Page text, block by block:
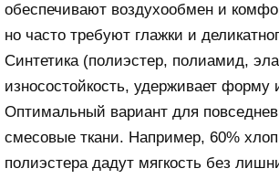
обеспечивают воздухообмен и
но часто требуют глажки и
Синтетика (полиэстер, полиамид,
износостойкость, удерживает форму
Оптимальный вариант для
смесовые ткани. Например, 60%
полиэстера дадут мягкость без